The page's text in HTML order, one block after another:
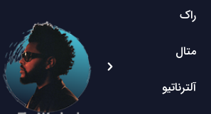
راک
متال
آلترناتیو